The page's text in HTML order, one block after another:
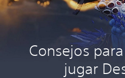
Consejos
jugar